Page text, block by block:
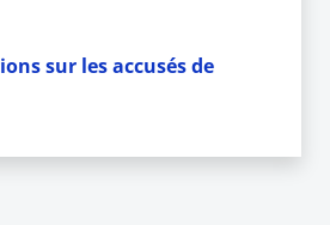
sur les accusés de